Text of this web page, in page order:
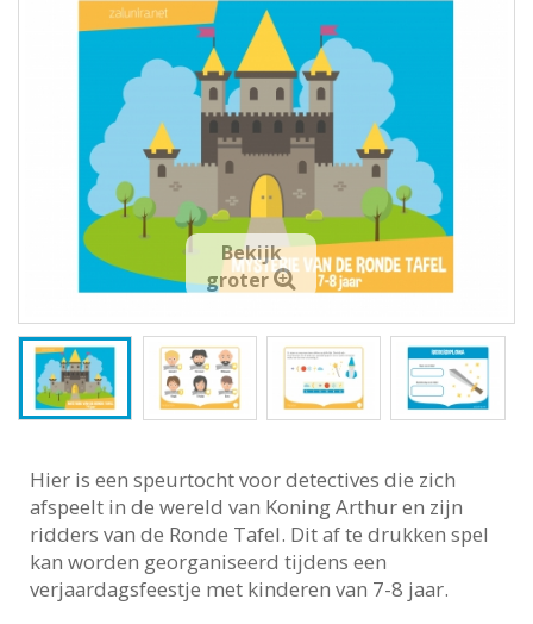
Bekijk
groter
Hier is een speurtocht voor detectives die zich
afspeelt in de wereld van Koning Arthur en zijn
ridders van de Ronde Tafel. Dit af te drukken spel
kan worden georganiseerd tijdens een
verjaardagsfeestje met kinderen van 7-8 jaar.